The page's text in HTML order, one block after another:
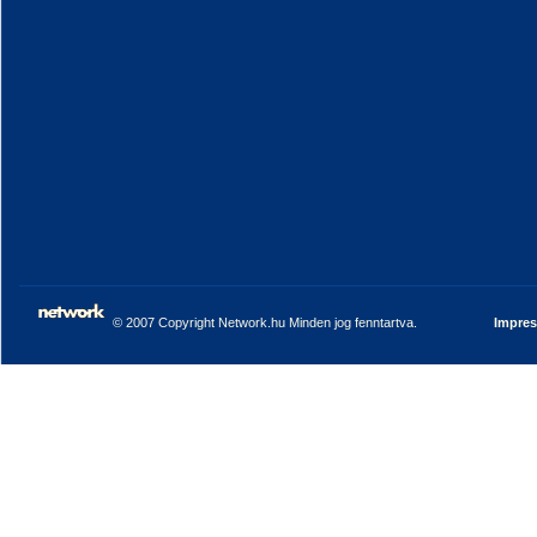
© 2007 Copyright Network.hu Minden jog fenntartva.